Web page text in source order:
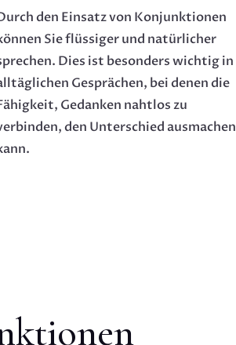
den Einsatz von Konjunktionen
Sie flüssiger und natürlicher
Dies ist besonders wichtig in
Gesprächen, bei denen die
Gedanken nahtlos zu
den Unterschied ausmachen